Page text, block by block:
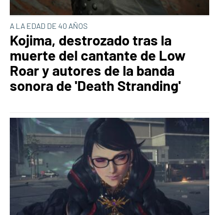
A LA EDAD DE 40 AÑOS
Kojima, destrozado tras la
muerte del cantante de Low
Roar y autores de la banda
sonora de 'Death Stranding'